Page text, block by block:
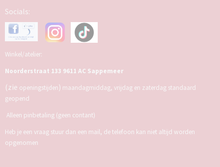
Socials:
Winkel/atelier:
Noorderstraat 133 9611 AC Sappemeer
(zie openingstijden) maandagmiddag, vrijdag en zaterdag standaard
geopend
Alleen pinbetaling (geen contant)
Heb je een vraag stuur dan een mail, de telefoon kan niet altijd worden
opgenomen